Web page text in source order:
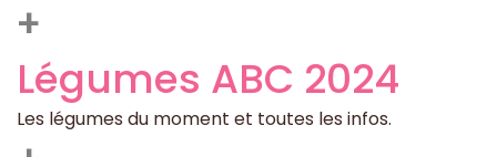
+
Légumes ABC 2024
Les légumes du moment et toutes les infos.